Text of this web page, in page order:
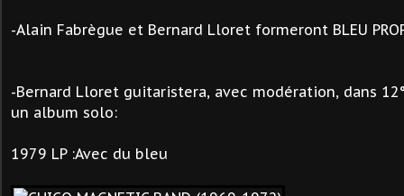
-Alain Fabrègue et Bernard Lloret formeront BLEU
-Bernard Lloret guitaristera, avec modération, dans
un album solo:
1979 LP :Avec du bleu